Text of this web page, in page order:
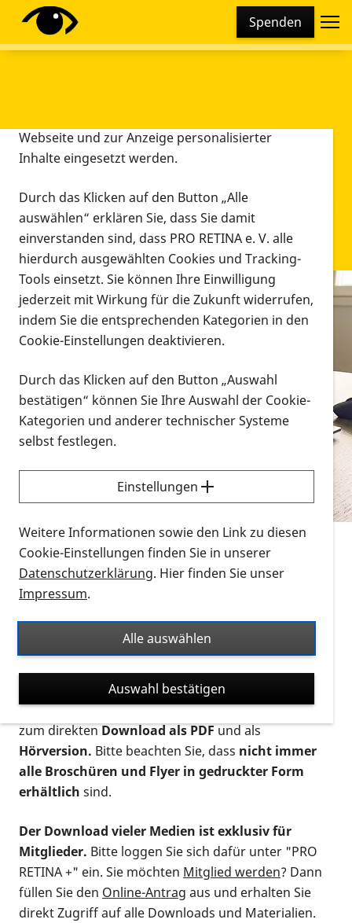
Spenden
Infomaterial
Infomaterial
Vorlesen
Alle Infomaterialien in verschiedenen
Formaten an einem Ort
Sie möchten wissen, wie Sie nach Infonmaterial
suchen und dieses bestellen bzw. herunterladen
können? Schauen Sie sich dieErklärvideos zum
Thema Infomaterial auf der PRO RETINA-Website
für blinde und sehbehinderte Menschen an.
Auf dieser Seite finden Sie sämtliches Infomaterial
Ort. Nutzen Sie den Formatfilter, um ausschließlich
nach Flyern und Broschüren, Audios oder Videos zu
suchen. Die meisten Flyer und Broschüren werden in
verschiedenen Formaten angeboten: zur
postalischen Bestellung als gedruckte Variante
zum direktenDownload als PDFund als
Hörversion. Bitte beachten Sie, dass nicht immer
alle Broschüren und Flyer in gedruckter Form
erhältlich sind.
Der Download vieler Medien ist exklusiv für
Mitglieder. Bitte loggen Sie sich dafür unter "PRO
RETINA +" ein. Sie möchten Mitglied werden? Dann
füllen Sie den Online-Antrag aus und erhalten Sie
direkt Zugriff auf alle Downloads und Materialien.
Diese Webseite setzt verschiedene Cookies und
Tracking-Tools ein. Dies beinhaltet Cookies und
Webseite und zur Anzeige personalisierter
Inhalte eingesetzt werden.
Durch das Klicken auf den Button „Alle
auswählen“ erklären Sie, dass Sie damit
einverstanden sind, dass PRO RETINA e. V. alle
hierdurch ausgewählten Cookies und Tracking-
Tools einsetzt. Sie können Ihre Einwilligung
jederzeit mit Wirkung für die Zukunft widerrufen,
indem Sie die entsprechenden Kategorien in den
Cookie-Einstellungen deaktivieren.
Durch das Klicken auf den Button „Auswahl
bestätigen“ können Sie Ihre Auswahl der Cookie-
Kategorien und anderer technischer Systeme
selbst festlegen.
Einstellungen
Weitere Informationen sowie den Link zu diesen
Cookie-Einstellungen finden Sie in unserer
Datenschutzerklärung. Hier finden Sie unser
Impressum.
Alle auswählen
Auswahl bestätigen